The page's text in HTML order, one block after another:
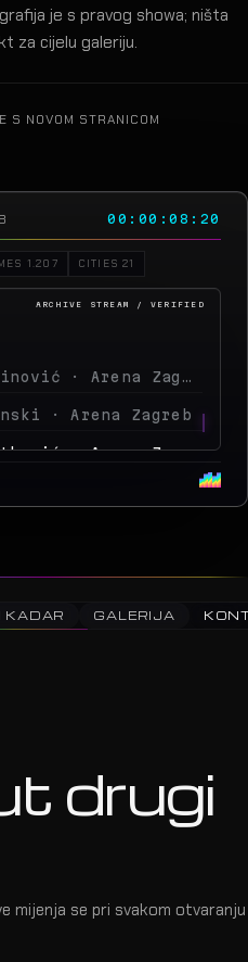
je s pravog showa; ništa
za cijelu galeriju.
S NOVOM STRANICOM
00:00:12:01
1.207 CITIES 21
· Arena Zagreb
2026 · Sergej Ćetković · Arena Zagreb
2026 · Peđa Jovanović · Arena Zagreb
KADAR GALERIJA
drugi
mijenja se pri svakom otvaranju